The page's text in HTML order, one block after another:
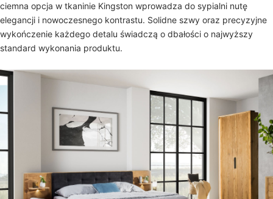
ciemna opcja w tkaninie Kingston wprowadza do sypialni nutę
elegancji i nowoczesnego kontrastu. Solidne szwy oraz precyzyjne
wykończenie każdego detalu świadczą o dbałości o najwyższy
standard wykonania produktu.